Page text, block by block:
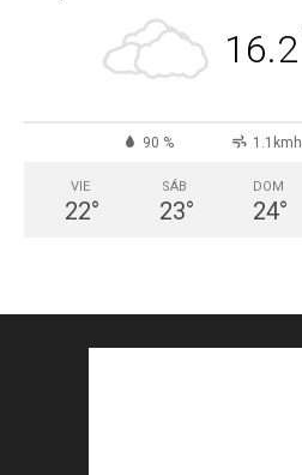
16.2
90 % 1.1kmh
VIE
22°
SÁB
23°
DOM
24°